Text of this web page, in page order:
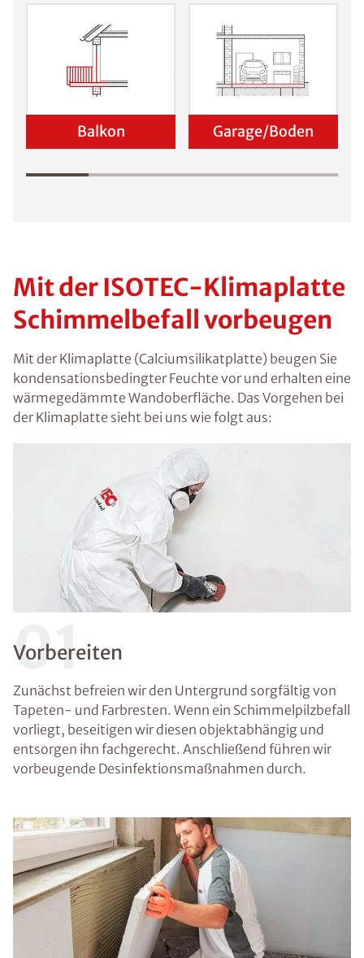
Balkon Garage/Boden
Mit der ISOTEC-Klimaplatte
Schimmelbefall vorbeugen
Mit der Klimaplatte (Calciumsilikatplatte) beugen Sie
kondensationsbedingter Feuchte vor und erhalten eine
wärmegedämmte Wandoberfläche. Das Vorgehen bei
der Klimaplatte sieht bei uns wie folgt aus:
01
Vorbereiten
Zunächst befreien wir den Untergrund sorgfältig von
Tapeten- und Farbresten. Wenn ein Schimmelpilzbefall
vorliegt, beseitigen wir diesen objektabhängig und
entsorgen ihn fachgerecht. Anschließend führen wir
vorbeugende Desinfektionsmaßnahmen durch.